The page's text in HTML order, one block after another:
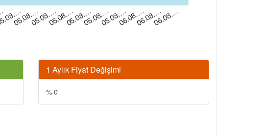
05.08.…05.08.…05.08.…05.08.…05.08.…05.08.…06.08.…06.08.…06.08.…
1 Aylık Fiyat Değişimi
% 0